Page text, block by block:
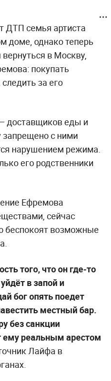
ДТП семья артиста
доме, однако теперь
в Москву,
покупать
за его
доставщиков еды и
запрещено с ними
нарушением режима.
его родственники
Ефремова
сейчас
беспокоят возможные
того, что он где-то
в запой и
бог опять поедет
местный бар.
без санкции
ему реальным арестом
Лайфа в